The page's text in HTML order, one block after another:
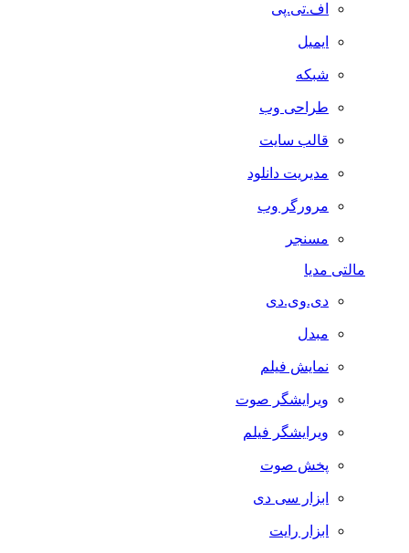
اف.تی.پی
ایمیل
شبکه
طراحی وب
قالب سایت
مدیریت دانلود
مرورگر وب
مسنجر
مالتی مدیا
دی.وی.دی
مبدل
نمایش فیلم
ویرایشگر صوت
ویرایشگر فیلم
پخش صوت
ابزار سی دی
ابزار رایت